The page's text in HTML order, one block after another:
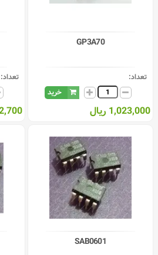
GP3A70
تعداد:
خرید
1,023,000 ریال
تعداد:
SAB0601